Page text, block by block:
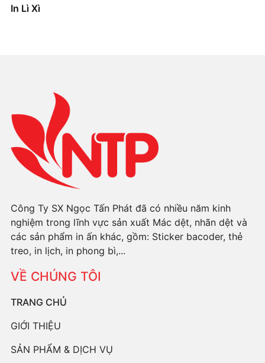
In Lì Xì
Công Ty SX Ngọc Tấn Phát đã có nhiều năm kinh
nghiệm trong lĩnh vực sản xuất Mác dệt, nhãn dệt và
các sản phẩm in ấn khác, gồm: Sticker bacoder, thẻ
treo, in lịch, in phong bì,...
VỀ CHÚNG TÔI
TRANG CHỦ
GIỚI THIỆU
SẢN PHẨM & DỊCH VỤ